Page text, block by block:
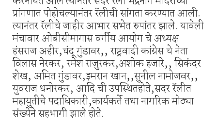
प्रांगणात पोहोचल्यानंतर रॅलीची सांगता करण्यात आली.
त्यानंतर रॅलीचे जाहीर आभार सभेत रुपांतर झाले. यावेली
मंचावार ओबीसीमागास वर्गीय आयोग चे अध्यक्ष
हंसराज अहीर,चंदू गुंडावर,, राष्ट्रवादी कांग्रेस चे नेता
विलास नेरकर, रमेश राजुरकर,अशोक हजारे,, सिकंदर
शेख, अमित गुंडावर,इमरान खान,,सुनील नामोजवर,,
युवराज धनोरकर, आदि ची उपस्थितहोते,सदर रॅलीत
महायुतीचे पदाधिकारी,कार्यकर्ते तथा नागरिक मोठ्या
संख्येने सहभागी झाले होते.